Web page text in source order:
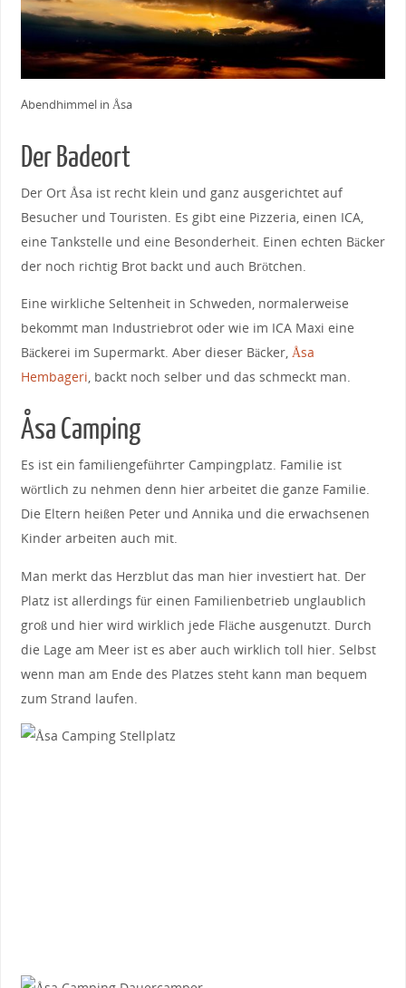
Abendhimmel in Åsa
Der Badeort
Der Ort Åsa ist recht klein und ganz ausgerichtet auf
Besucher und Touristen. Es gibt eine Pizzeria, einen ICA,
eine Tankstelle und eine Besonderheit. Einen echten Bäcker
der noch richtig Brot backt und auch Brötchen.
Eine wirkliche Seltenheit in Schweden, normalerweise
bekommt man Industriebrot oder wie im ICA Maxi eine
Bäckerei im Supermarkt. Aber dieser Bäcker, Åsa
Hembageri, backt noch selber und das schmeckt man.
Åsa Camping
Es ist ein familiengeführter Campingplatz. Familie ist
wörtlich zu nehmen denn hier arbeitet die ganze Familie.
Die Eltern heißen Peter und Annika und die erwachsenen
Kinder arbeiten auch mit.
Man merkt das Herzblut das man hier investiert hat. Der
Platz ist allerdings für einen Familienbetrieb unglaublich
groß und hier wird wirklich jede Fläche ausgenutzt. Durch
die Lage am Meer ist es aber auch wirklich toll hier. Selbst
wenn man am Ende des Platzes steht kann man bequem
zum Strand laufen.